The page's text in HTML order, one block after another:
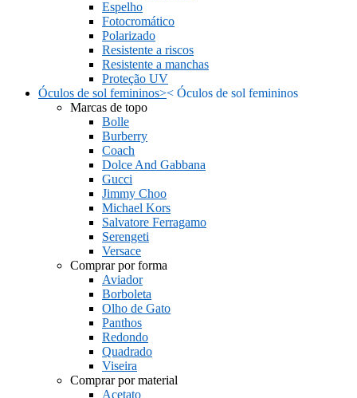
Espelho
Fotocromático
Polarizado
Resistente a riscos
Resistente a manchas
Proteção UV
Óculos de sol femininos>< Óculos de sol femininos
Marcas de topo
Bolle
Burberry
Coach
Dolce And Gabbana
Gucci
Jimmy Choo
Michael Kors
Salvatore Ferragamo
Serengeti
Versace
Comprar por forma
Aviador
Borboleta
Olho de Gato
Panthos
Redondo
Quadrado
Viseira
Comprar por material
Acetato